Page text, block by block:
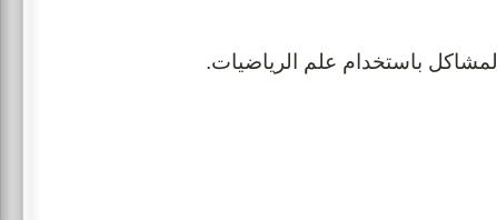
باستخدام علم الرياضيات.